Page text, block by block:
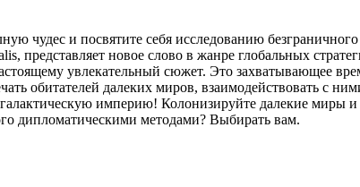
чудес и посвятите себя исследованию
представляет новое слово в жанре глобальных
увлекательный сюжет. Это захватывающее
обитателей далеких миров, взаимодействовать с
империю! Колонизируйте далекие миры
дипломатическими методами? Выбирать вам.